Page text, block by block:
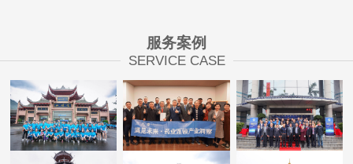
服务案例
SERVICE CASE